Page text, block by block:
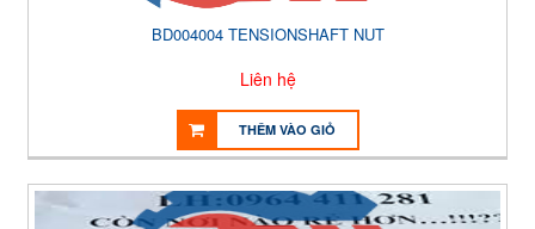
BD004004 TENSIONSHAFT NUT
Liên hệ
THÊM VÀO GIỎ